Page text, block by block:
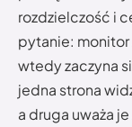
rozdzielczość i
pytanie: monitor
wtedy zaczyna
jedna strona
a druga uważa